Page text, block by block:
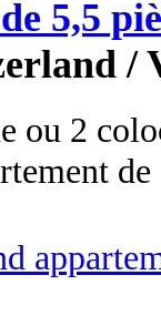
5,5
/
ou 2